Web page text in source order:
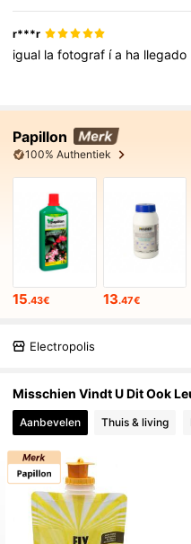
r***r
igual lafotograf ía ha llegado
Papillon
100% Authentiek
15.43€ 13.47€
Electropolis
Misschien Vindt U Dit Ook
Aanbevelen Thuis & living